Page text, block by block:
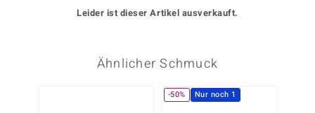
Leider ist dieser Artikel ausverkauft.
Ähnlicher Schmuck
-50% Nur noch 1